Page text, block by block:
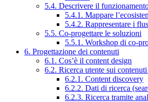
5.4. Descrivere il
5.4.1. Mappare
5.4.2. Rappresentare i
5.5. Co-progettare le soluzioni
5.5.1. Workshop di co-
6. Progettazione dei contenuti
6.1. Cos’è il content design
6.2. Ricerca utente sui
6.2.1. Content discovery
6.2.2. Dati di ricerca
6.2.3. Ricerca tramite